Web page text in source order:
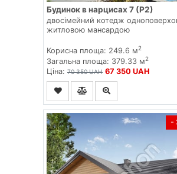
Будинок в нарцисах 7 (Р2)
двосімейний котедж
житловою мансардою
Корисна площа: 249.6 м2
Загальна площа: 379.33 м2
Ціна: 70 350 UAH 67 350 UAH
-